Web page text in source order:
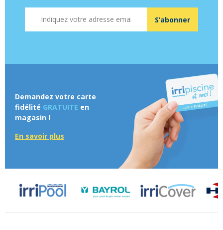
S’abonner
Demandez votre carte
fidélité GRATUITE en
magasin !
En savoir plus